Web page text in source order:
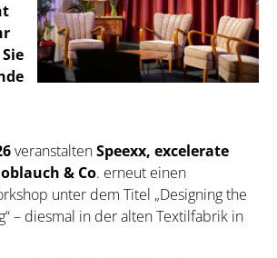
veranstaltenSpeexx, excelerate
& Co. erneut einen
unter dem Titel „Designing the
– diesmal in der alten Textilfabrik in